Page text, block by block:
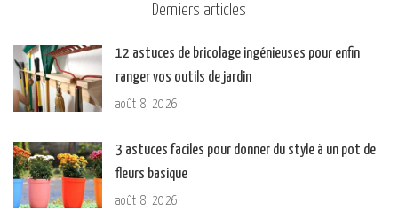
Derniers articles
12 astuces de bricolage ingénieuses pour enfin
ranger vos outils de jardin
août 8, 2026
3 astuces faciles pour donner du style à un pot de
fleurs basique
août 8, 2026